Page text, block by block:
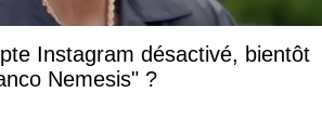
Instagram désactivé, bientôt
Nemesis" ?